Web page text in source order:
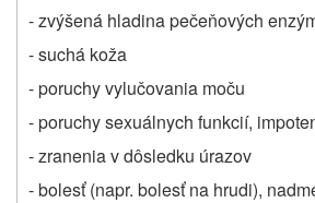
- zvýšená hladina pečeňových
- suchá koža
- poruchy vylučovania moču
- poruchy sexuálnych funkcií,
- zranenia v dôsledku úrazov
- bolesť (napr. bolesť na hrudi),